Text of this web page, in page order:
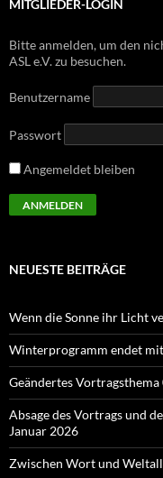
MITGLIEDER-LOGIN
Bitte anmelden, um den
ASL e.V. zu besuchen.
Benutzername
Passwort
Angemeldet bleiben
NEUESTE BEITRÄGE
Wenn die Sonne ihr Licht
Winterprogramm endet
Geändertes
Absage des Vortrags und
Januar 2026
Zwischen Wort und